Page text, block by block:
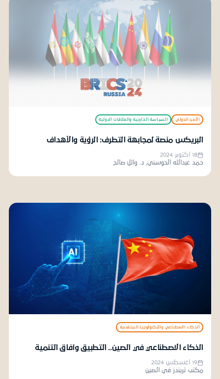
الأمن الدولي السياسة الخارجية والعلاقات الدولية
البريكس منصة لمجابهة التطرف: الرؤية والأهداف
18 أكتوبر 2024
حمد عبدالله الحوسني, د. وائل صالح
الذكاء الاصطناعي والتكنولوجيا المتقدمة
الذكاء الاصطناعي في الصين.. التطبيق وآفاق التنمية
19 أغسطس 2024
مكتب تريندز في الصين